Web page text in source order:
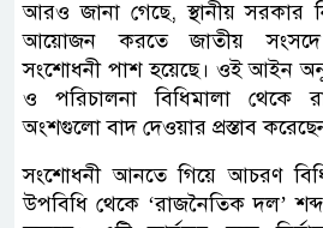
আরও জানা গেছে, স্থানীয় সরকার
আয়োজন করতে জাতীয় সংসদে
সংশোধনী পাশ হয়েছে। ওই আইন
ও পরিচালনা বিধিমালা থেকে
অংশগুলো বাদ দেওয়ার প্রস্তাব
সংশোধনী আনতে গিয়ে আচরণ
উপবিধি থেকে ‘রাজনৈতিক দল’